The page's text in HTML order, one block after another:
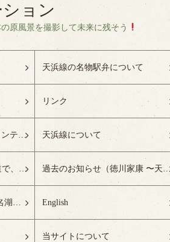
ョン
原風景を撮影して未来に残そう
天浜線の名物駅弁について
リンク
天浜線PR動画・ポスターコンテスト受賞作品特設ページ 天浜線について
徳川家康 〜天竜浜名湖鉄道で、徳川ゆかりの地へ！〜 過去のお知らせ（徳川家康 〜天竜浜名湖鉄道で、
女城主 井伊直虎 〜天竜浜名湖鉄道で、井の国へ！〜 English
当サイトについて